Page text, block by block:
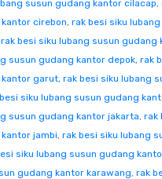
susun gudang kantor cilacap,
cirebon, rak besi siku
rak besi siku lubang susun gudang
susun gudang kantor depok, rak
garut, rak besi siku lubang
siku lubang susun gudang
susun gudang kantor jakarta, rak
jambi, rak besi siku lubang
siku lubang susun gudang
gudang kantor karawang, rak